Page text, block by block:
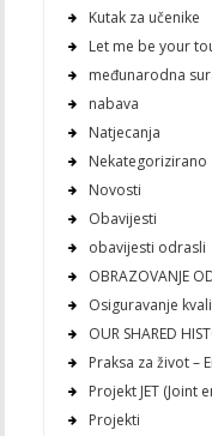
Kutak za učenike
Let me be your
međunarodna
nabava
Natjecanja
Nekategorizirano
Novosti
Obavijesti
obavijesti odrasli
OBRAZOVANJE
Osiguravanje
OUR SHARED
Praksa za život –
Projekt JET (Joint
Projekti